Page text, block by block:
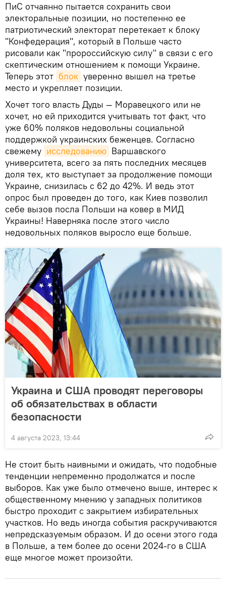
ПиС отчаянно пытается сохранить свои
электоральные позиции, но постепенно ее
патриотический электорат перетекает к блоку
"Конфедерация", который в Польше часто
рисовали как "пророссийскую силу" в связи с его
скептическим отношением к помощи Украине.
Теперь этот блок уверенно вышел на третье
место и укрепляет позиции.
Хочет того власть Дуды — Моравецкого или не
хочет, но ей приходится учитывать тот факт, что
уже 60% поляков недовольны социальной
поддержкой украинских беженцев. Согласно
свежему исследованию Варшавского
университета, всего за пять последних месяцев
доля тех, кто выступает за продолжение помощи
Украине, снизилась с 62 до 42%. И ведь этот
опрос был проведен до того, как Киев позволил
себе вызов посла Польши на ковер в МИД
Украины! Наверняка после этого число
недовольных поляков выросло еще больше.
Украина и США проводят переговоры
об обязательствах в области
безопасности
4 августа 2023, 13:44
Не стоит быть наивными и ожидать, что подобные
тенденции непременно продолжатся и после
выборов. Как уже было отмечено выше, интерес к
общественному мнению у западных политиков
быстро проходит с закрытием избирательных
участков. Но ведь иногда события раскручиваются
непредсказуемым образом. И до осени этого года
в Польше, а тем более до осени 2024-го в США
еще многое может произойти.